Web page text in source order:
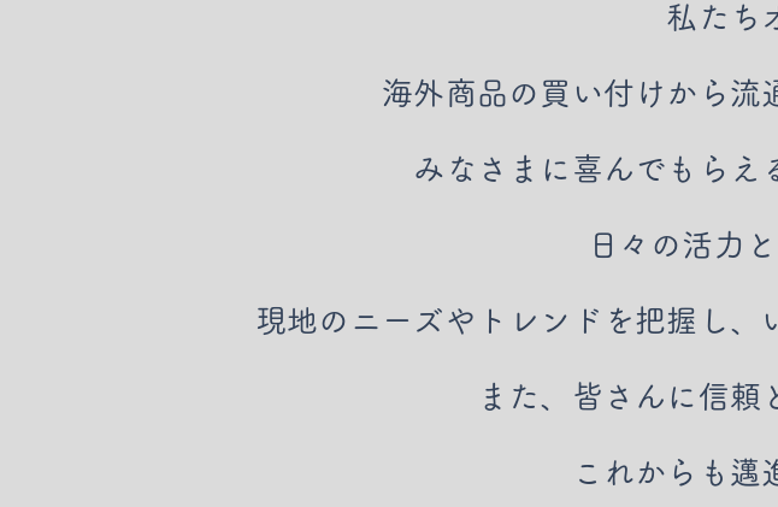
私たち
海外商品の買い付けから流
みなさまに喜んでもらえ
日々の活力
現地のニーズやトレンドを把握し、
また、皆さんに信頼
これからも邁